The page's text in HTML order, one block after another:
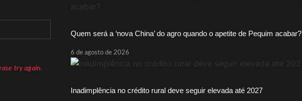
try again.
Quem será a ‘nova China’ do agro quando o apetite de Pequim acabar?
6 de agosto de 2026
Inadimplência no crédito rural deve seguir elevada até 2027